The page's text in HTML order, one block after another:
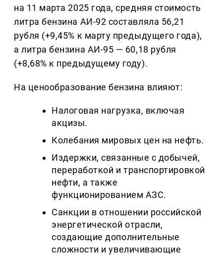
на 11 марта 2025 года, средняя стоимость
литра бензина АИ-92 составляла 56,21
рубля (+9,45% к марту предыдущего года),
а литра бензина АИ-95 — 60,18 рубля
(+8,68% к предыдущему году).
На ценообразование бензина влияют:
Налоговая нагрузка, включая
акцизы.
Колебания мировых цен на нефть.
Издержки, связанные с добычей,
переработкой и транспортировкой
нефти, а также
функционированием АЗС.
Санкции в отношении российской
энергетической отрасли,
создающие дополнительные
сложности и увеличивающие